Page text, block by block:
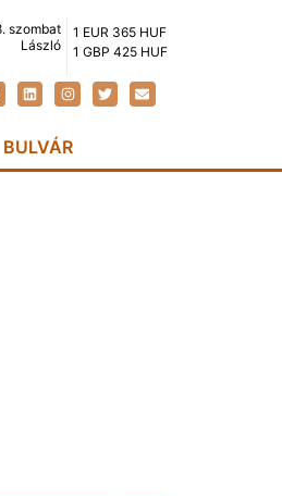
szombat
László
1 EUR 365 HUF
1 GBP 425 HUF
BULVÁR